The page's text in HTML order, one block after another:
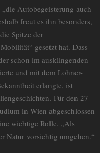
Autobegeisterung auch
freut es ihn besonders,
Spitze der
gesetzt hat. Dass
schon im ausklingenden
und mit dem Lohner-
erlangte, ist
Für den 27-
in Wien abgeschlossen
wichtige Rolle. „Als
Natur vorsichtig umgehen.“